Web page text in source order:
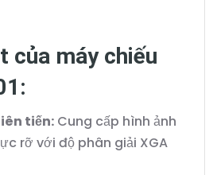
của máy chiếu
tiến: Cung cấp hình ảnh
rỡ với độ phân giải XGA